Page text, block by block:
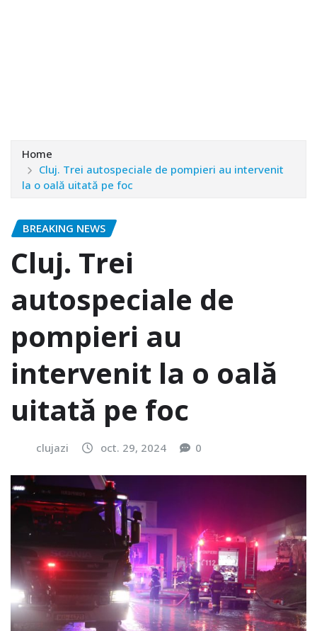
Home
Cluj. Trei autospeciale de pompieri au intervenit
la o oală uitată pe foc
BREAKING NEWS
Cluj. Trei
autospeciale de
pompieri au
intervenit la o oală
uitată pe foc
clujazi oct. 29, 2024 0